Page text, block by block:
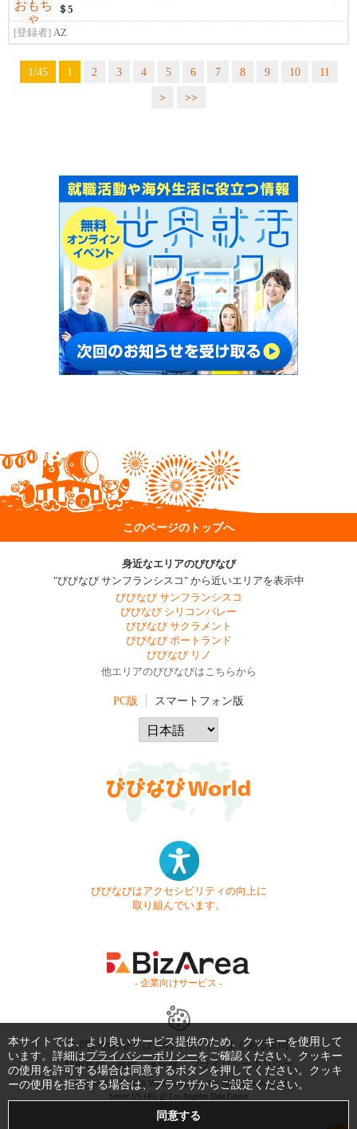
＄5
[登録者] AZ
1/45 1 2 3 4 5 6 7 8 9 10
11
>
>>
このページのトップへ
身近なエリアのびびなび
"びびなび サンフランシスコ" から近いエリアを表示中
びびなび サンフランシスコ
びびなび シリコンバレー
びびなび サクラメント
びびなび ポートランド
びびなび リノ
他エリアのびびなびはこちらから
PC版 スマートフォン版
びびなびはアクセシビリティの向上に
取り組んでいます。
- 企業向けサービス -
お問い合わせ はじめてガイド
よくある質問
利用規約
商標・著作権 プライバシーポリシー
Copyright © 1999-2026 Vivid Navigation, Inc. All Rights Reserved.
Server US (45) @ Los Angeles Data Center
本サイトでは、より良いサービス提供のため、クッキーを使用して
います。詳細はプライバシーポリシーをご確認ください。クッキー
の使用を許可する場合は同意するボタンを押してください。クッキ
ーの使用を拒否する場合は、ブラウザからご設定ください。